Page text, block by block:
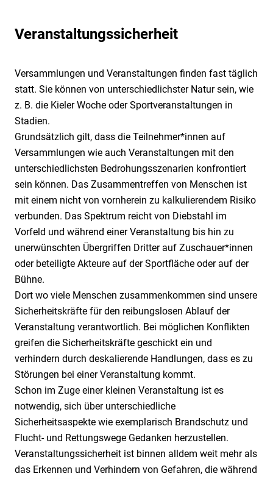
Museale Sicherheit
Sicherheit für KRITIS
Sicherheit im Justizvollzug
Sicherheit für die Luftfahrt
Shopguard
Tor- & Empfangsdienst
Veranstaltungssicherheit
VIP Service
Alarmüberwachung
Digitaler Empfang
Drohnen
KWS Video Control
Notruf- & Serviceleitstelle
Videofernüberwachung
Mobile Sicherheit
Alarmverfolgung / Interventionsdienst
Mobile Baustellenbewachung
Revierstreifendienst
Urlaubsservice
Weitere Dienstleistungen
Arbeitsschutz
Betriebs- & Werksfeuerwehr
Betrieblicher Rettungsdienst
Brandschutz
Bundeswehrliegenschaften
Consulting
Diensthundeführer
Facility Management
Nachhaltigkeit / Umweltschutz
Grundsatzerklärung (LkSG)
Sicherheit als Beruf
Jobbörse
Veranstaltungssicherheit
Versammlungen und Veranstaltungen finden fast täglich
statt. Sie können von unterschiedlichster Natur sein, wie
z. B. die Kieler Woche oder Sportveranstaltungen in
Stadien.
Grundsätzlich gilt, dass die Teilnehmer*innen auf
Versammlungen wie auch Veranstaltungen mit den
unterschiedlichsten Bedrohungsszenarien konfrontiert
sein können. Das Zusammentreffen von Menschen ist
mit einem nicht von vornherein zu kalkulierendem Risiko
verbunden. Das Spektrum reicht von Diebstahl im
Vorfeld und während einer Veranstaltung bis hin zu
unerwünschten Übergriffen Dritter auf Zuschauer*innen
oder beteiligte Akteure auf der Sportfläche oder auf der
Bühne.
Dort wo viele Menschen zusammenkommen sind unsere
Sicherheitskräfte für den reibungslosen Ablauf der
Veranstaltung verantwortlich. Bei möglichen Konflikten
greifen die Sicherheitskräfte geschickt ein und
verhindern durch deskalierende Handlungen, dass es zu
Störungen bei einer Veranstaltung kommt.
Schon im Zuge einer kleinen Veranstaltung ist es
notwendig, sich über unterschiedliche
Sicherheitsaspekte wie exemplarisch Brandschutz und
Flucht- und Rettungswege Gedanken herzustellen.
Veranstaltungssicherheit ist binnen alldem weit mehr als
das Erkennen und Verhindern von Gefahren, die während